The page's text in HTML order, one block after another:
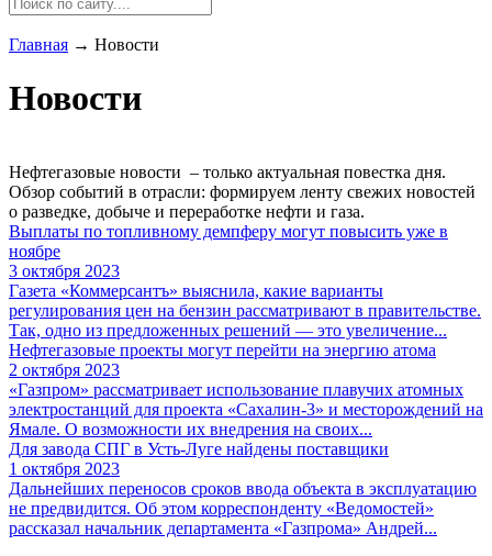
Главная → Новости
Новости
Нефтегазовые новости – только актуальная повестка дня.
Обзор событий в отрасли: формируем ленту свежих новостей
о разведке, добыче и переработке нефти и газа.
Выплаты по топливному демпферу могут повысить уже в
ноябре
3 октября 2023
Газета «Коммерсантъ» выяснила, какие варианты
регулирования цен на бензин рассматривают в правительстве.
Так, одно из предложенных решений — это увеличение...
Нефтегазовые проекты могут перейти на энергию атома
2 октября 2023
«Газпром» рассматривает использование плавучих атомных
электростанций для проекта «Сахалин-3» и месторождений на
Ямале. О возможности их внедрения на своих...
Для завода СПГ в Усть-Луге найдены поставщики
1 октября 2023
Дальнейших переносов сроков ввода объекта в эксплуатацию
не предвидится. Об этом корреспонденту «Ведомостей»
рассказал начальник департамента «Газпрома» Андрей...